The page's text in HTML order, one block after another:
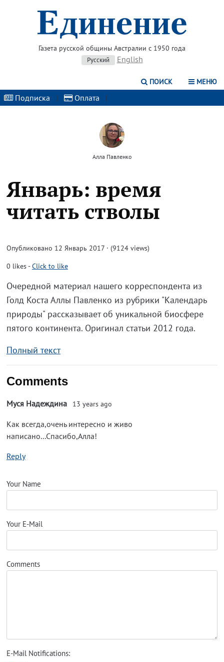
Газета русской общины Австралии с 1950 года
Русский English
ПОИСК МЕНЮ
Подписка | Оплата |
Алла Павленко
Январь: время
читать стволы
Опубликовано 12 Январь 2017 · (9124 views)
0 likes-Click to like
Очередной материал нашего корреспондента из
Голд Коста Аллы Павленко из рубрики "Календарь
природы" рассказывает об уникальной биосфере
пятого континента. Оригинал статьи 2012 года.
Полный текст
Comments
Муся Надеждина 13 years ago
Как всегда,очень интересно и живо
написано...Спасибо,Алла!
Reply
Your Name
Your E-Mail
Comments
E-Mail Notifications: